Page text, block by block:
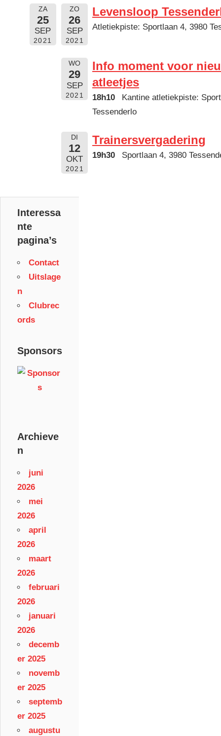
ZA
25
SEP
2021
ZO
26
SEP
2021
Levensloop
Atletiekpiste: Sportlaan 4, 3980
WO
29
SEP
2021
Info moment voor
atleetjes
18h10
Kantine atletiekpiste:
Tessenderlo
DI
12
OKT
2021
Trainersvergadering
19h30 Sportlaan 4, 3980
Interessa
nte
pagina’s
Contact
Uitslage
n
Clubrec
ords
Sponsors
Archieve
n
juni
2026
mei
2026
april
2026
maart
2026
februari
2026
januari
2026
decemb
er 2025
novemb
er 2025
septemb
er 2025
augustu